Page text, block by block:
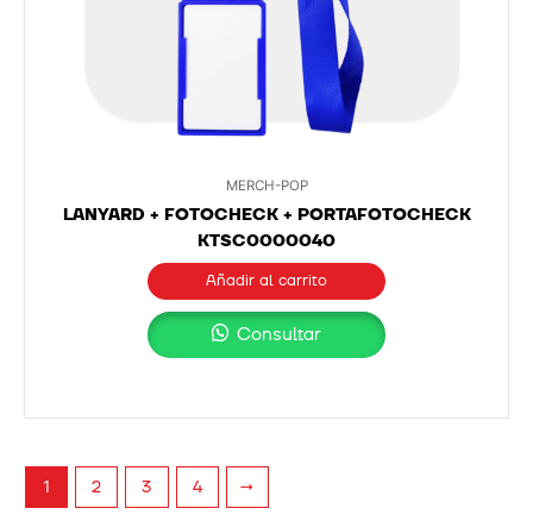
MERCH-POP
LANYARD + FOTOCHECK + PORTAFOTOCHECK
KTSC0000040
Añadir al carrito
Consultar
1 2 3 4 →